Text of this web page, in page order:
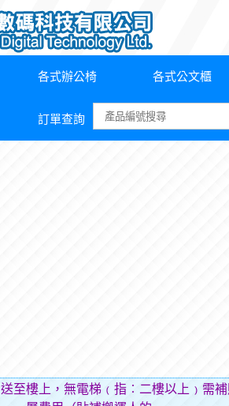
各式辦公椅 各式公文櫃
訂單查詢
至樓上，無電梯﹙指︰二樓以上﹚需